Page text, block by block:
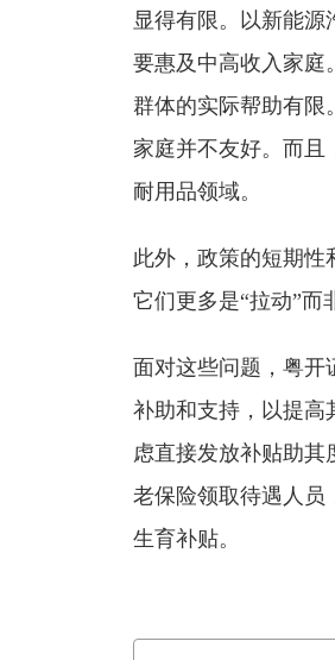
显得有限。以新能
要惠及中高收入家庭
群体的实际帮助有限
家庭并不友好。而且
耐用品领域。
此外，政策的短期性
它们更多是“拉动”而
面对这些问题，粤开
补助和支持，以提高
虑直接发放补贴助其
老保险领取待遇人员
生育补贴。